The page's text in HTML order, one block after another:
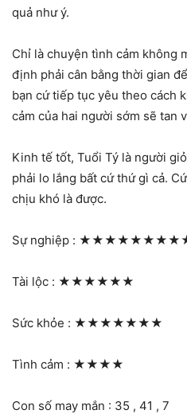
quả như ý.
Chỉ là chuyện tình cảm không
định phải cân bằng thời gian
bạn cứ tiếp tục yêu theo cách
cảm của hai người sớm sẽ tan
Kinh tế tốt, Tuổi Tý là người
phải lo lắng bất cứ thứ gì cả.
chịu khó là được.
Sự nghiệp :
Tài lộc : ★★★★★★
Sức khỏe : ★★★★★★★
Tình cảm : ★★★★
Con số may mắn : 35 , 41 , 7